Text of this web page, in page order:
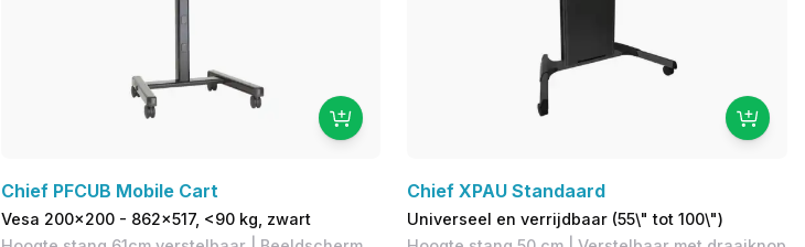
Chief PFCUB Mobile Cart
Vesa 200x200 - 862x517, <90 kg, zwart
Chief XPAU Standaard
Universeel en verrijdbaar (55\" tot 100\")